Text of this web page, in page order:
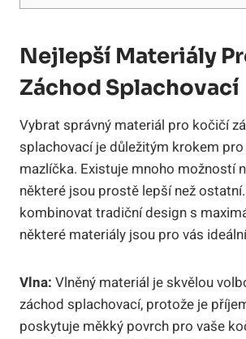
Nejlepší Materiály
Záchod Splachovací
Vybrat správný materiál pro kočičí
splachovací je důležitým krokem
mazlíčka. Existuje mnoho možností
některé jsou prostě lepší než
kombinovat tradiční design s
některé materiály jsou pro vás
Vlna: Vlněný materiál je skvělou
záchod splachovací, protože je
poskytuje měkký povrch pro vaše